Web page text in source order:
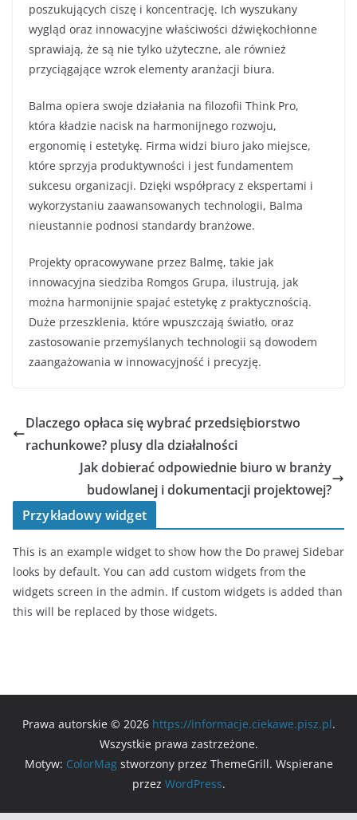
poszukujących ciszę i koncentrację. Ich wyszukany
wygląd oraz innowacyjne właściwości dźwiękochłonne
sprawiają, że są nie tylko użyteczne, ale również
przyciągające wzrok elementy aranżacji biura.
Balma opiera swoje działania na filozofii Think Pro,
która kładzie nacisk na harmonijnego rozwoju,
ergonomię i estetykę. Firma widzi biuro jako miejsce,
które sprzyja produktywności i jest fundamentem
sukcesu organizacji. Dzięki współpracy z ekspertami i
wykorzystaniu zaawansowanych technologii, Balma
nieustannie podnosi standardy branżowe.
Projekty opracowywane przez Balmę, takie jak
innowacyjna siedziba Romgos Grupa, ilustrują, jak
można harmonijnie spajać estetykę z praktycznością.
Duże przeszklenia, które wpuszczają światło, oraz
zastosowanie przemyślanych technologii są dowodem
zaangażowania w innowacyjność i precyzję.
Dlaczego opłaca się wybrać przedsiębiorstwo
rachunkowe? plusy dla działalności
Jak dobierać odpowiednie biuro w branży
budowlanej i dokumentacji projektowej?
Przykładowy widget
This is an example widget to show how the Do prawej Sidebar
looks by default. You can add custom widgets from the
widgets screen in the admin. If custom widgets is added than
this will be replaced by those widgets.
Prawa autorskie © 2026 https://informacje.ciekawe.pisz.pl.
Wszystkie prawa zastrzeżone.
Motyw: ColorMagstworzony przez ThemeGrill. Wspierane
przez WordPress.